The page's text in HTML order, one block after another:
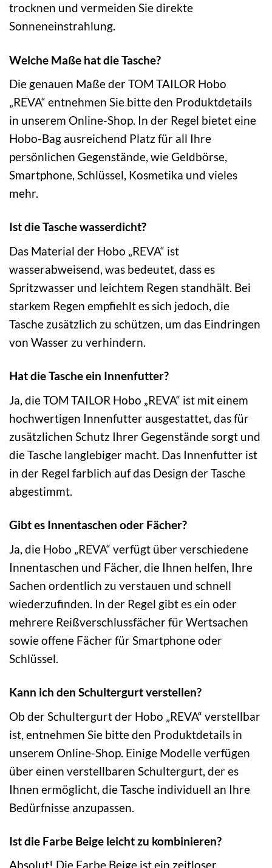
trocknen und vermeiden Sie direkte
Sonneneinstrahlung.
Welche Maße hat die Tasche?
Die genauen Maße der TOM TAILOR Hobo
„REVA“ entnehmen Sie bitte den Produktdetails
in unserem Online-Shop. In der Regel bietet eine
Hobo-Bag ausreichend Platz für all Ihre
persönlichen Gegenstände, wie Geldbörse,
Smartphone, Schlüssel, Kosmetika und vieles
mehr.
Ist die Tasche wasserdicht?
Das Material der Hobo „REVA“ ist
wasserabweisend, was bedeutet, dass es
Spritzwasser und leichtem Regen standhält. Bei
starkem Regen empfiehlt es sich jedoch, die
Tasche zusätzlich zu schützen, um das Eindringen
von Wasser zu verhindern.
Hat die Tasche ein Innenfutter?
Ja, die TOM TAILOR Hobo „REVA“ ist mit einem
hochwertigen Innenfutter ausgestattet, das für
zusätzlichen Schutz Ihrer Gegenstände sorgt und
die Tasche langlebiger macht. Das Innenfutter ist
in der Regel farblich auf das Design der Tasche
abgestimmt.
Gibt es Innentaschen oder Fächer?
Ja, die Hobo „REVA“ verfügt über verschiedene
Innentaschen und Fächer, die Ihnen helfen, Ihre
Sachen ordentlich zu verstauen und schnell
wiederzufinden. In der Regel gibt es ein oder
mehrere Reißverschlussfächer für Wertsachen
sowie offene Fächer für Smartphone oder
Schlüssel.
Kann ich den Schultergurt verstellen?
Ob der Schultergurt der Hobo „REVA“ verstellbar
ist, entnehmen Sie bitte den Produktdetails in
unserem Online-Shop. Einige Modelle verfügen
über einen verstellbaren Schultergurt, der es
Ihnen ermöglicht, die Tasche individuell an Ihre
Bedürfnisse anzupassen.
Ist die Farbe Beige leicht zu kombinieren?
Absolut! Die Farbe Beige ist ein zeitloser